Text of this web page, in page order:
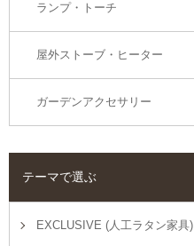
ランプ・トーチ
屋外ストーブ・ヒーター
ガーデンアクセサリー
テーマで選ぶ
EXCLUSIVE (人工ラタン家具)